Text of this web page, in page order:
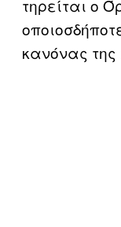
τηρείται ο
κανόνας της